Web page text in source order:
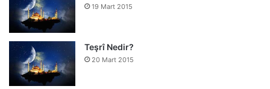
19 Mart 2015
Teşrî Nedir?
20 Mart 2015